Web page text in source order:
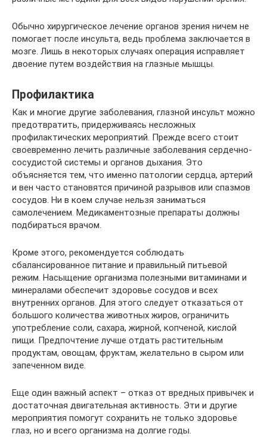
Обычно хирургическое лечение органов зрения ничем не
помогает после инсульта, ведь проблема заключается в
мозге. Лишь в некоторых случаях операция исправляет
двоение путем воздействия на глазные мышцы.
Профилактика
Как и многие другие заболевания, глазной инсульт можно
предотвратить, придерживаясь несложных
профилактических мероприятий. Прежде всего стоит
своевременно лечить различные заболевания сердечно-
сосудистой системы и органов дыхания. Это
объясняется тем, что именно патологии сердца, артерий
и вен часто становятся причиной разрывов или спазмов
сосудов. Ни в коем случае нельзя заниматься
самолечением. Медикаментозные препараты должны
подбираться врачом.
Кроме этого, рекомендуется соблюдать
сбалансированное питание и правильный питьевой
режим. Насыщение организма полезными витаминами и
минералами обеспечит здоровье сосудов и всех
внутренних органов. Для этого следует отказаться от
большого количества животных жиров, ограничить
употребление соли, сахара, жирной, копченой, кислой
пищи. Предпочтение лучше отдать растительным
продуктам, овощам, фруктам, желательно в сыром или
запеченном виде.
Еще один важный аспект – отказ от вредных привычек и
достаточная двигательная активность. Эти и другие
мероприятия помогут сохранить не только здоровье
глаз, но и всего организма на долгие годы.